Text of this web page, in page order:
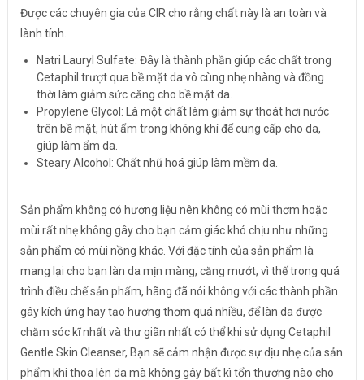
Được các chuyên gia của CIR cho rằng chất này là an toàn và
lành tính.
Natri Lauryl Sulfate: Đây là thành phần giúp các chất trong
Cetaphil trượt qua bề mặt da vô cùng nhẹ nhàng và đồng
thời làm giảm sức căng cho bề mặt da.
Propylene Glycol: Là một chất làm giảm sự thoát hơi nước
trên bề mặt, hút ẩm trong không khí để cung cấp cho da,
giúp làm ẩm da.
Steary Alcohol: Chất nhũ hoá giúp làm mềm da.
Sản phẩm không có hương liệu nên không có mùi thơm hoặc
mùi rất nhẹ không gây cho bạn cảm giác khó chịu như những
sản phẩm có mùi nồng khác. Với đặc tính của sản phẩm là
mang lại cho bạn làn da mịn màng, căng mướt, vì thế trong quá
trình điều chế sản phẩm, hãng đã nói không với các thành phần
gây kích ứng hay tạo hương thơm quá nhiều, để làn da được
chăm sóc kĩ nhất và thư giãn nhất có thể khi sử dụng Cetaphil
Gentle Skin Cleanser, Bạn sẽ cảm nhận được sự dịu nhẹ của sản
phẩm khi thoa lên da mà không gây bất kì tổn thương nào cho